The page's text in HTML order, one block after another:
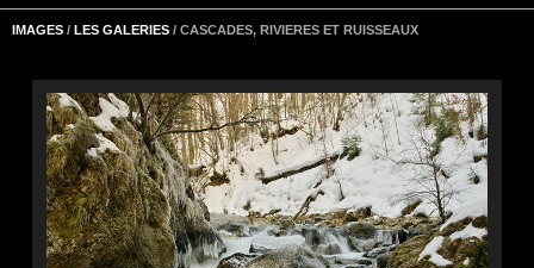
IMAGES / LES GALERIES / CASCADES, RIVIERES ET RUISSEAUX